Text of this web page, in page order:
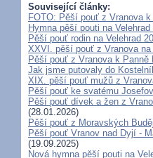
Související články:
FOTO: Pěší pouť z Vranova
Hymna pěší pouti na
Pěší pouť rodin na Velehrad
XXVI. pěší pouť z Vranova
Pěší pouť z Vranova k Panně
Jak jsme putovaly do
XIX. pěší pouť mužů z
Pěší pouť ke svatému
Pěší pouť dívek a žen z
(28.01.2026)
Pěší pouť z Moravských
Pěší pouť Vranov nad Dyjí -
(19.09.2025)
Nová hymna pěší pouti na